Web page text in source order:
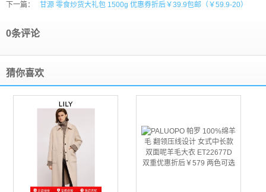
下一篇： 甘源 零食炒货大礼包 1500g 优惠券折后￥39.9包邮（￥59.9-20）
0条评论
猜你喜欢